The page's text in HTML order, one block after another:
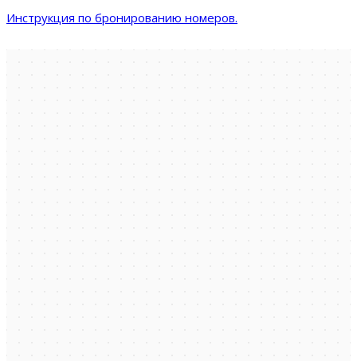
Инструкция по бронированию номеров.